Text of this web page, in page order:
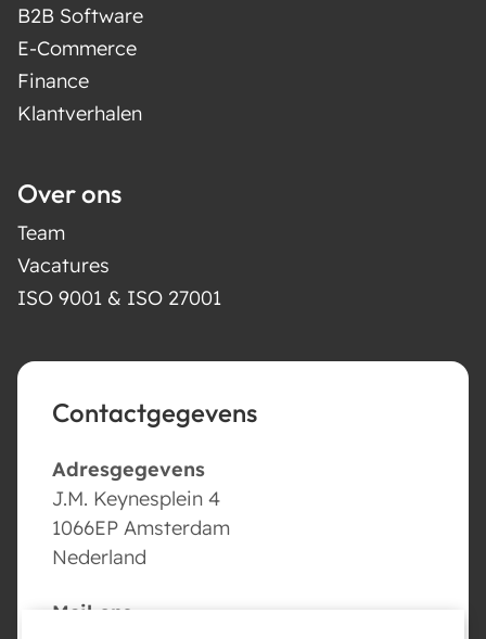
B2B Software
E-Commerce
Finance
Klantverhalen
Over ons
Team
Vacatures
ISO 9001 & ISO 27001
Contactgegevens
Adresgegevens
J.M. Keynesplein 4
1066EP Amsterdam
Nederland
Mail ons